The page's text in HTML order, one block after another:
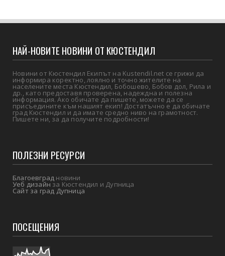
НАЙ-НОВИТЕ НОВИНИ ОТ КЮСТЕНДИЛ
Новини от Кюстендил Екипът на Kustendil.net се грижи да
информира коректно, лоялно и точно жителите на
населените места Кюстендил, Бобошево, Бобов дол, Рила и
др., като предоставя проверена, надеждна и полезна
информация. Ако обичате да пишете, можете да се
присъедините към нашият екип! Достатъчно е да обичате
град Кюстендил и да имате средно ниво на грамотност.
Пишете ни, за да получите подробности!
ПОЛЕЗНИ РЕСУРСИ
Благоевград новини
Уеб дизайнза Кюстендил и Дупница
Сайт за град Дупница
ПОСЕЩЕНИЯ